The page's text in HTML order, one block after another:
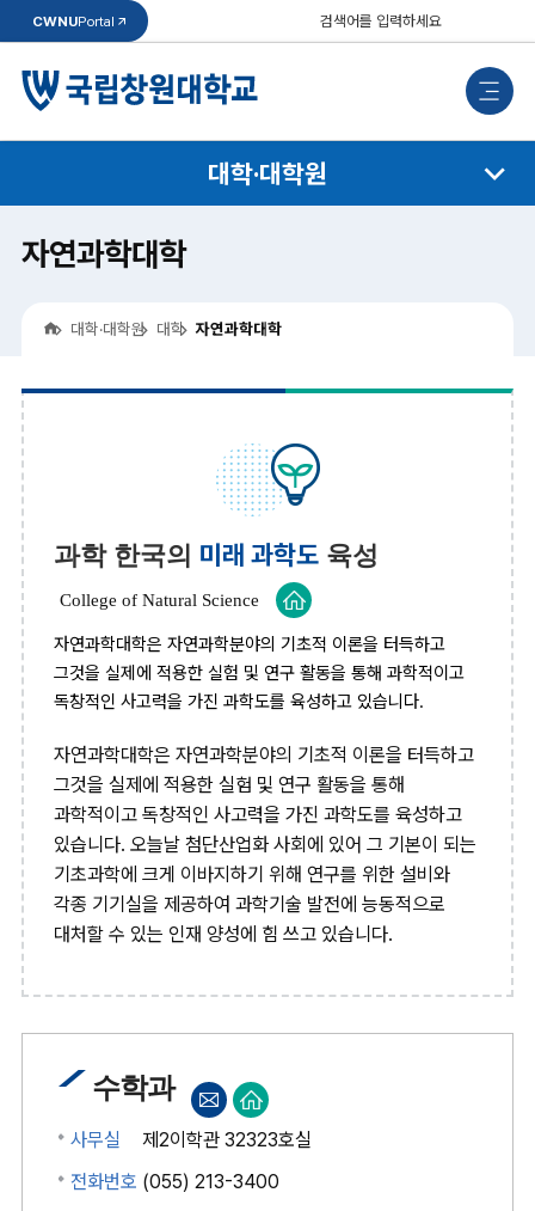
검
CWNUPortal
모
메
대학·대학원
자연과학대학
홈
대학·대학원 대학 자연과학대학
과학 한국의 미래 과학도 육성
College of Natural Science
자연과학대학은 자연과학분야의 기초적 이론을 터득하고
그것을 실제에 적용한 실험 및 연구 활동을 통해 과학적이고
독창적인 사고력을 가진 과학도를 육성하고 있습니다.
자연과학대학은 자연과학분야의 기초적 이론을 터득하고
그것을 실제에 적용한 실험 및 연구 활동을 통해
과학적이고 독창적인 사고력을 가진 과학도를 육성하고
있습니다. 오늘날 첨단산업화 사회에 있어 그 기본이 되는
기초과학에 크게 이바지하기 위해 연구를 위한 설비와
각종 기기실을 제공하여 과학기술 발전에 능동적으로
대처할 수 있는 인재 양성에 힘 쓰고 있습니다.
수학과
사무실
제2이학관 32323호실
전화번호 (055) 213-3400